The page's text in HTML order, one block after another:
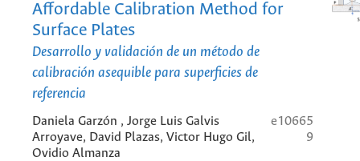
Affordable Calibration Method for
Surface Plates
Desarrollo y validación de un método de
calibración asequible para superficies de
referencia
Daniela Garzón , Jorge Luis Galvis
Arroyave, David Plazas, Victor Hugo Gil,
Ovidio Almanza
e10665
9